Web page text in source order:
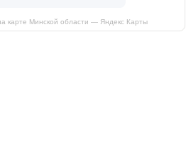
карте Минской области — Яндекс Карты